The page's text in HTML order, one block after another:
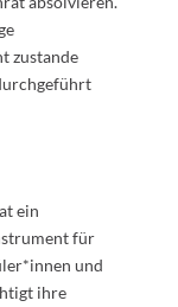
zustande
ein
für
und
ihre